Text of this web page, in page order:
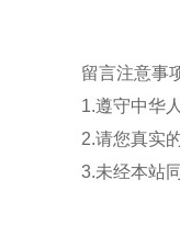
留言注意事
1.遵守中华
2.请您真实
3.未经本站